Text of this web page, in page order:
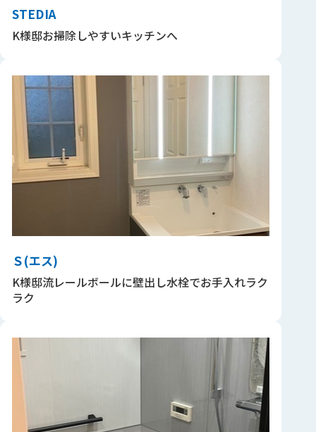
STEDIA
K様邸お掃除しやすいキッチンへ
Ｓ(エス)
K様邸流レールボールに壁出し水栓でお手入れラク
ラク